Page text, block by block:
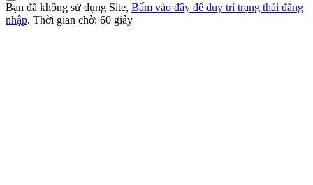
Bạn đã không sử dụng Site, Bấm vào đây để duy trì trạng thái đăng
nhập. Thời gian chờ: 60 giây